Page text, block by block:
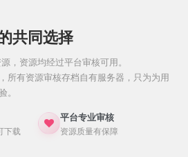
共同选择
，资源均经过平台审核可用。
所有资源审核存档自有服务器，只为为用
下载
平台专业审核
资源质量有保障